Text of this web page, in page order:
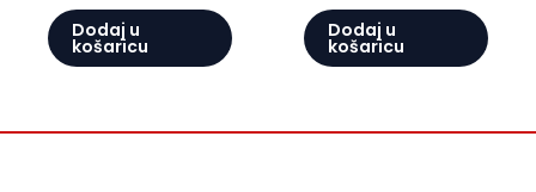
Dodaj u
košaricu
Dodaj u
košaricu